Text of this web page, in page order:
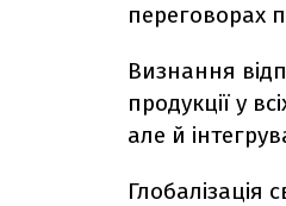
переговорах
Визнання
продукції у
але й
Глобалізація